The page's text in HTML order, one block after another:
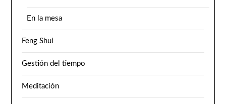
En la mesa
Feng Shui
Gestión del tiempo
Meditación